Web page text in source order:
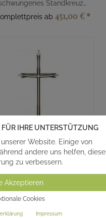
Geschwungenes Standkreuz Edelstahl
ab 451,00 € *
KREUZ LEO
1.895,00 €
IHRE UNTERSTÜTZUNG
Website. Einige von
andere uns helfen, diese
zu verbessern.
Akzeptieren
Cookies
Impressum